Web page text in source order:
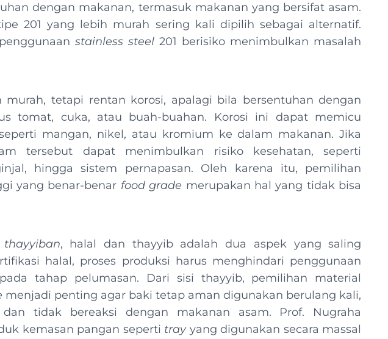
dengan makanan, termasuk makanan yang bersifat asam.
201 yang lebih murah sering kali dipilih sebagai alternatif.
stainless steel 201 berisiko menimbulkan masalah
murah, tetapi rentan korosi, apalagi bila bersentuhan dengan
tomat, cuka, atau buah-buahan. Korosi ini dapat memicu
mangan, nikel, atau kromium ke dalam makanan. Jika
tersebut dapat menimbulkan risiko kesehatan, seperti
hingga sistem pernapasan. Oleh karena itu, pemilihan
yang benar-benar food grade merupakan hal yang tidak bisa
, halal dan thayyib adalah dua aspek yang saling
halal, proses produksi harus menghindari penggunaan
tahap pelumasan. Dari sisi thayyib, pemilihan material
menjadi penting agar baki tetap aman digunakan berulang kali,
tidak bereaksi dengan makanan asam. Prof. Nugraha
kemasan pangan seperti trayyang digunakan secara massal